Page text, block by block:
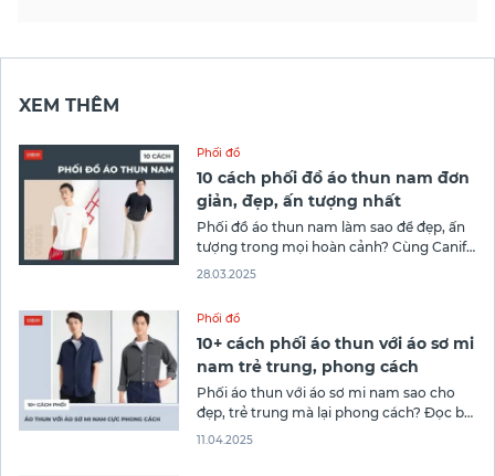
XEM THÊM
Phối đồ
10 cách phối đồ áo thun nam đơn
giản, đẹp, ấn tượng nhất
Phối đồ áo thun nam làm sao để đẹp, ấn
tượng trong mọi hoàn cảnh? Cùng Canifa
khám phá 10 cách phối đồ với áo phông
28.03.2025
Phối đồ
10+ cách phối áo thun với áo sơ mi
nam trẻ trung, phong cách
Phối áo thun với áo sơ mi nam sao cho
đẹp, trẻ trung mà lại phong cách? Đọc bài
viết sau từ Canifa để khám phá 10+ cách
11.04.2025